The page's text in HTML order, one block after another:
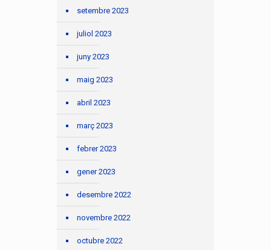
setembre 2023
juliol 2023
juny 2023
maig 2023
abril 2023
març 2023
febrer 2023
gener 2023
desembre 2022
novembre 2022
octubre 2022